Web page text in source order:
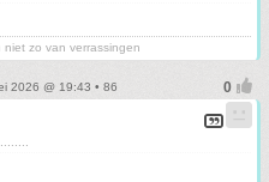
zo van verrassingen
2026 @ 19:43 • 86